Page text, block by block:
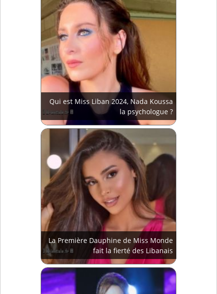
Qui est Miss Liban 2024, Nada Koussa
la psychologue ?
La Première Dauphine de Miss Monde
fait la fierté des Libanais